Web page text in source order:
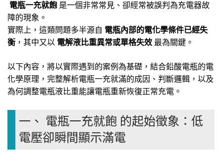
電瓶一充就飽 是一個非常常見、卻經常被誤判為充電器故
障的現象。
實際上，這類問題多半源自 電瓶內部的電化學條件已經失
衡 ，其中又以 電解液比重異常或單格失效 最為關鍵。
以下內容，將以實際遇到的案例為基礎，結合鉛酸電瓶的電
化學原理，完整解析電瓶一充就滿的成因、判斷邏輯，以及
為何調整電瓶液比重能讓電瓶重新恢復正常充電。
一、 電瓶一充就飽 的起始徵象：低
電壓卻瞬間顯示滿電